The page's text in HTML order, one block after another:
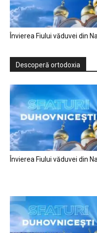
Învierea Fiului văduvei din
Descoperă ortodoxia
Învierea Fiului văduvei din